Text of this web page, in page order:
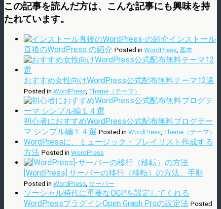
この記事を読んだ方は、こんな記事にも興味を持
たれています。
インストール
直後のWordPress の紹介 Posted in WordPress, 基本
おすすめ女性向けWordPress公式配布無料テーマ12選
Posted in WordPress, Theme（テーマ）
初心者におすすめWordPress公式配布無料ブログテー
マ シンプル編１４選 Posted in WordPress, Theme（テーマ）
WordPressに、ミュージック・プレイリスト作成する
方法 Posted in WordPress
[WordPress] サーバーの移行（移転）の方法、手順
Posted in WordPress, サーバー
ソーシャル時代に重要なOGPを設定してくれる
WordPressプラグインOpen Graph Proの設定法 Posted